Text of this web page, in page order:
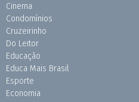
Cinema
Condomínios
Cruzeirinho
Do Leitor
Educação
Educa Mais Brasil
Esporte
Economia